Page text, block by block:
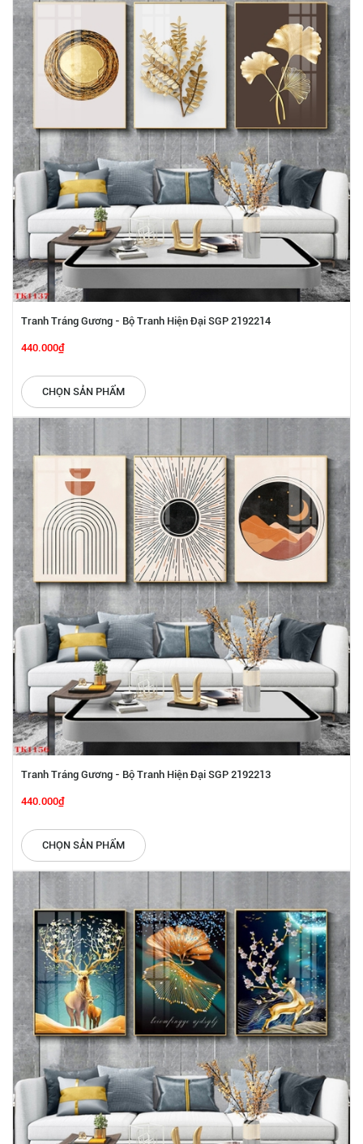
Tranh Tráng Gương - Bộ Tranh Hiện Đại SGP 2192214
440.000₫
CHỌN SẢN PHẨM
Tranh Tráng Gương - Bộ Tranh Hiện Đại SGP 2192213
440.000₫
CHỌN SẢN PHẨM